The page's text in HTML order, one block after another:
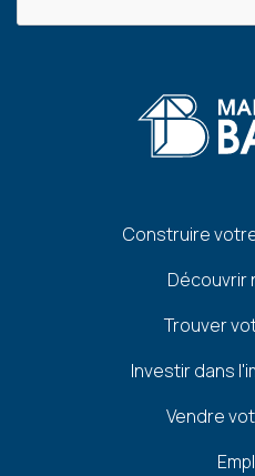
Construire
Découvrir
Trouver
Investir dans
Vendre